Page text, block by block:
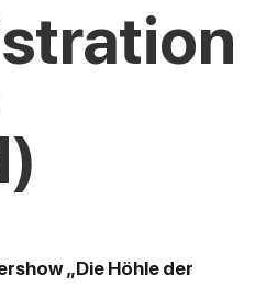
„Die Höhle der